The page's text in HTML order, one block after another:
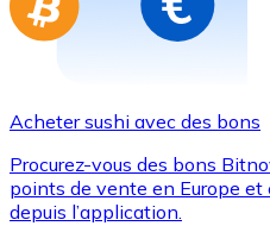
Acheter sushi avec des bons
Procurez-vous des bons
points de vente en Europe
depuis l’application.